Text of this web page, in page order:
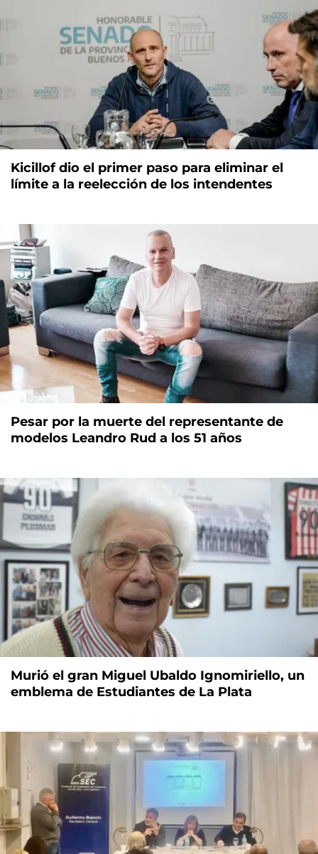
Kicillof dio el primer paso para eliminar el
límite a la reelección de los intendentes
Pesar por la muerte del representante de
modelos Leandro Rud a los 51 años
Murió el gran Miguel Ubaldo Ignomiriello, un
emblema de Estudiantes de La Plata